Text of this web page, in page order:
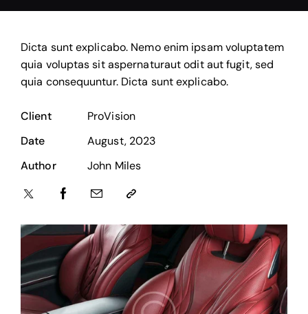
Dicta sunt explicabo. Nemo enim ipsam voluptatem
quia voluptas sit aspernaturaut odit aut fugit, sed
quia consequuntur. Dicta sunt explicabo.
Client
ProVision
Date
August, 2023
Author
John Miles